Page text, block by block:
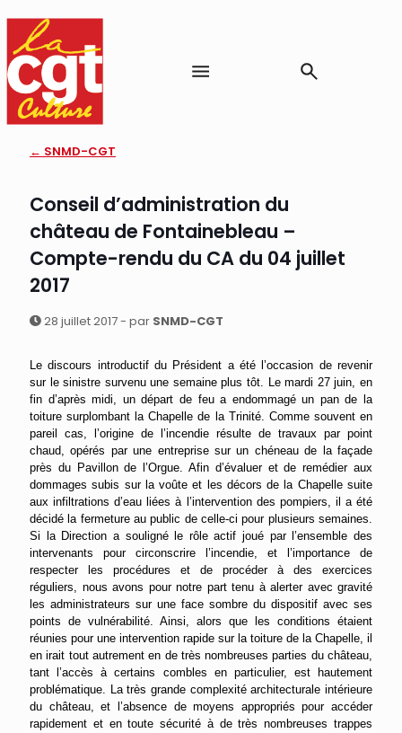
← SNMD-CGT
Conseil d’administration du
château de Fontainebleau –
Compte-rendu du CA du 04 juillet
2017
28 juillet 2017 - par SNMD-CGT
Le discours introductif du Président a été l’occasion de revenir
sur le sinistre survenu une semaine plus tôt. Le mardi 27 juin, en
fin d’après midi, un départ de feu a endommagé un pan de la
toiture surplombant la Chapelle de la Trinité. Comme souvent en
pareil cas, l’origine de l’incendie résulte de travaux par point
chaud, opérés par une entreprise sur un chéneau de la façade
près du Pavillon de l’Orgue. Afin d’évaluer et de remédier aux
dommages subis sur la voûte et les décors de la Chapelle suite
aux infiltrations d’eau liées à l’intervention des pompiers, il a été
décidé la fermeture au public de celle-ci pour plusieurs semaines.
Si la Direction a souligné le rôle actif joué par l’ensemble des
intervenants pour circonscrire l’incendie, et l’importance de
respecter les procédures et de procéder à des exercices
réguliers, nous avons pour notre part tenu à alerter avec gravité
les administrateurs sur une face sombre du dispositif avec ses
points de vulnérabilité. Ainsi, alors que les conditions étaient
réunies pour une intervention rapide sur la toiture de la Chapelle, il
en irait tout autrement en de très nombreuses parties du château,
tant l’accès à certains combles en particulier, est hautement
problématique. La très grande complexité architecturale intérieure
du château, et l’absence de moyens appropriés pour accéder
rapidement et en toute sécurité à de très nombreuses trappes